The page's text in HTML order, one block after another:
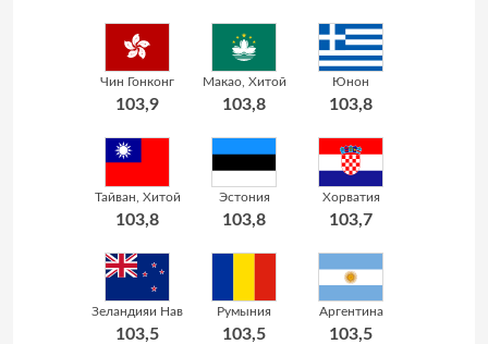
Чин Гонконг
103,9
Макао, Хитой
103,8
Юнон
103,8
Тайван, Хитой
103,8
Эстония
103,8
Хорватия
103,7
Зеландияи Нав
103,5
Румыния
103,5
Аргентина
103,5